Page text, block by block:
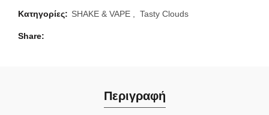
Κατηγορίες: SHAKE & VAPE Tasty Clouds
Share
Περιγραφή